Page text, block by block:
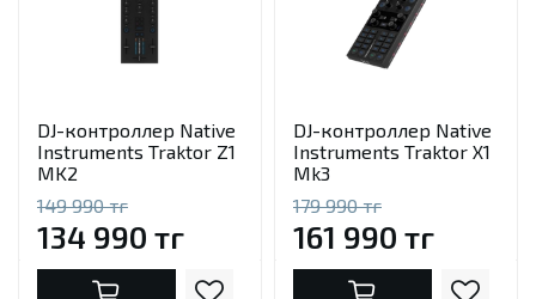
DJ-контроллер Native
Instruments Traktor Z1
MK2
149 990 тг
134 990 тг
DJ-контроллер Native
Instruments Traktor X1
Mk3
179 990 тг
161 990 тг